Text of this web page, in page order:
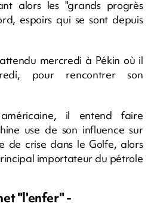
alors les "grands progrès
espoirs qui se sont depuis
mercredi à Pékin où il
pour rencontrer son
il entend faire
use de son influence sur
de crise dans le Golfe, alors
importateur du pétrole
"l'enfer" -